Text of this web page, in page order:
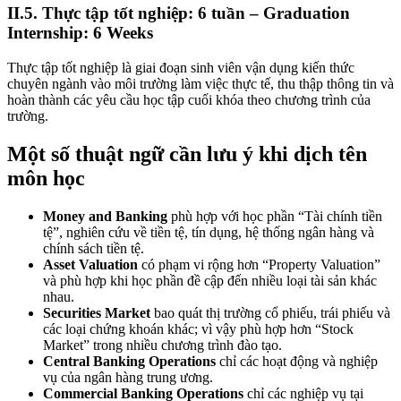
II.5. Thực tập tốt nghiệp: 6 tuần – Graduation
Internship: 6 Weeks
Thực tập tốt nghiệp là giai đoạn sinh viên vận dụng kiến thức
chuyên ngành vào môi trường làm việc thực tế, thu thập thông tin và
hoàn thành các yêu cầu học tập cuối khóa theo chương trình của
trường.
Một số thuật ngữ cần lưu ý khi dịch tên
môn học
Money and Banking phù hợp với học phần “Tài chính tiền
tệ”, nghiên cứu về tiền tệ, tín dụng, hệ thống ngân hàng và
chính sách tiền tệ.
Asset Valuation có phạm vi rộng hơn “Property Valuation”
và phù hợp khi học phần đề cập đến nhiều loại tài sản khác
nhau.
Securities Market bao quát thị trường cổ phiếu, trái phiếu và
các loại chứng khoán khác; vì vậy phù hợp hơn “Stock
Market” trong nhiều chương trình đào tạo.
Central Banking Operations chỉ các hoạt động và nghiệp
vụ của ngân hàng trung ương.
Commercial Banking Operations chỉ các nghiệp vụ tại